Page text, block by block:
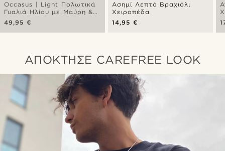
Occasus | Light Πολωτικά
Γυαλιά Ηλίου με Μαύρη &
Διάφανη Διπλή Γέφυρα
49,95 €
Ασημί Λεπτό Βραχιόλι
Χειροπέδα
14,95 €
ΑΠΟΚΤΗΣΕ CAREFREE LOOK